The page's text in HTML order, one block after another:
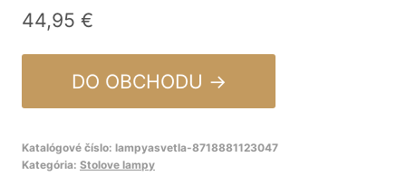
44,95 €
DO OBCHODU →
Katalógové číslo: lampyasvetla-8718881123047
Kategória: Stolove lampy